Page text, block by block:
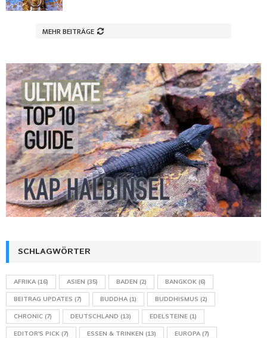
MEHR BEITRÄGE
SCHLAGWÖRTER
AFRIKA(16) ASIEN (35) BADEN (2) BANGKOK (6)
BEITRAG UPDATES (7) BUDDHA(1) BUDDHISMUS (2)
CHRONIC (7) DEUTSCHLAND (13) EDELSTEINE (1)
EDITOR'S PICK (7) ESSEN & TRINKEN (13) EUROPA(7)